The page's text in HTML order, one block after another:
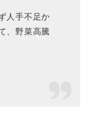
人手不足か
、野菜高騰